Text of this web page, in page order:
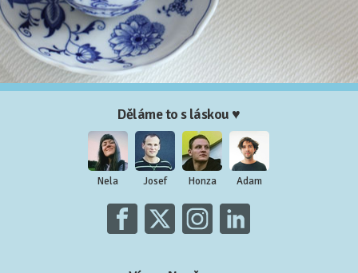
Děláme to s láskou ♥
Nela Josef Honza Adam